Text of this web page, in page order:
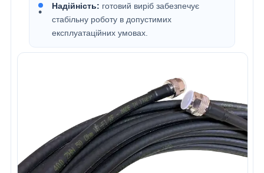
Надійність: готовий виріб забезпечує
стабільну роботу в допустимих
експлуатаційних умовах.